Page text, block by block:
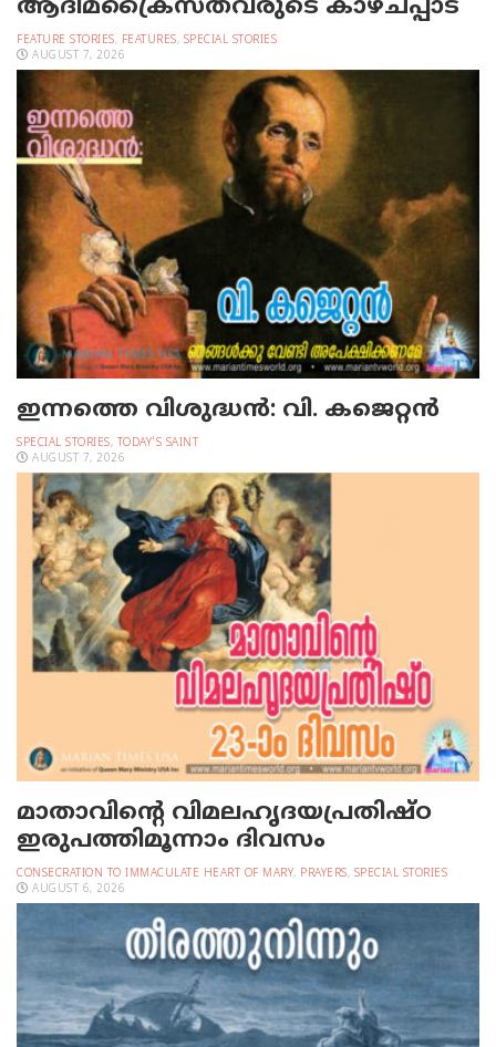
ആദിമക്രൈസ്തവരുടെ കാഴ്ചപ്പാട്
FEATURE STORIES, FEATURES, SPECIAL STORIES
AUGUST 7, 2026
ഇന്നത്തെ വിശുദ്ധന്‍: വി. കജെറ്റന്‍
SPECIAL STORIES, TODAY'S SAINT
AUGUST 7, 2026
മാതാവിന്റെ വിമലഹൃദയപ്രതിഷ്ഠ
ഇരുപത്തിമൂന്നാം ദിവസം
CONSECRATION TO IMMACULATE HEART OF MARY, PRAYERS, SPECIAL STORIES
AUGUST 6, 2026